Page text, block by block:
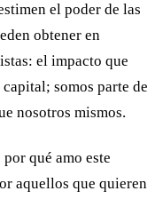
el poder de las
obtener en
el impacto que
somos parte de
nosotros mismos.
qué amo este
aquellos que quieren